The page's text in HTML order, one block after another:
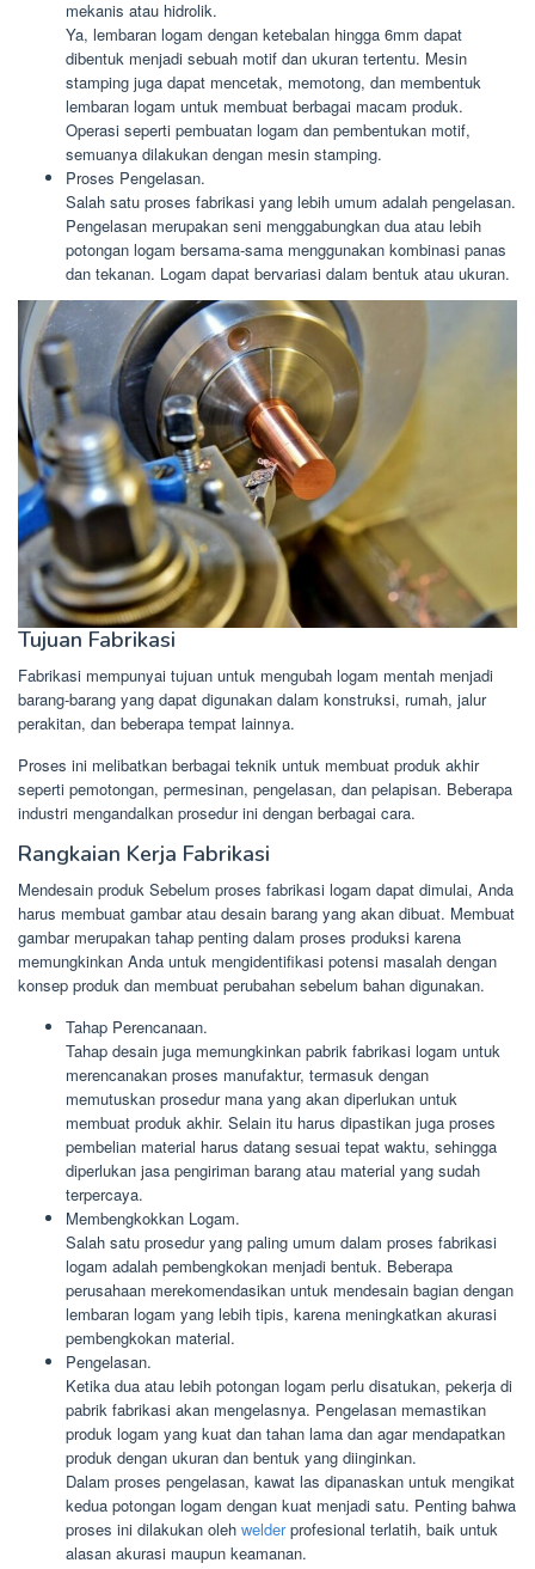
mekanis atau hidrolik.
Ya, lembaran logam dengan ketebalan hingga 6mm dapat
dibentuk menjadi sebuah motif dan ukuran tertentu. Mesin
stamping juga dapat mencetak, memotong, dan membentuk
lembaran logam untuk membuat berbagai macam produk.
Operasi seperti pembuatan logam dan pembentukan motif,
semuanya dilakukan dengan mesin stamping.
Proses Pengelasan.
Salah satu proses fabrikasi yang lebih umum adalah pengelasan.
Pengelasan merupakan seni menggabungkan dua atau lebih
potongan logam bersama-sama menggunakan kombinasi panas
dan tekanan. Logam dapat bervariasi dalam bentuk atau ukuran.
Tujuan Fabrikasi
Fabrikasi mempunyai tujuan untuk mengubah logam mentah menjadi
barang-barang yang dapat digunakan dalam konstruksi, rumah, jalur
perakitan, dan beberapa tempat lainnya.
Proses ini melibatkan berbagai teknik untuk membuat produk akhir
seperti pemotongan, permesinan, pengelasan, dan pelapisan. Beberapa
industri mengandalkan prosedur ini dengan berbagai cara.
Rangkaian Kerja Fabrikasi
Mendesain produk Sebelum proses fabrikasi logam dapat dimulai, Anda
harus membuat gambar atau desain barang yang akan dibuat. Membuat
gambar merupakan tahap penting dalam proses produksi karena
memungkinkan Anda untuk mengidentifikasi potensi masalah dengan
konsep produk dan membuat perubahan sebelum bahan digunakan.
Tahap Perencanaan.
Tahap desain juga memungkinkan pabrik fabrikasi logam untuk
merencanakan proses manufaktur, termasuk dengan
memutuskan prosedur mana yang akan diperlukan untuk
membuat produk akhir. Selain itu harus dipastikan juga proses
pembelian material harus datang sesuai tepat waktu, sehingga
diperlukan jasa pengiriman barang atau material yang sudah
terpercaya.
Membengkokkan Logam.
Salah satu prosedur yang paling umum dalam proses fabrikasi
logam adalah pembengkokan menjadi bentuk. Beberapa
perusahaan merekomendasikan untuk mendesain bagian dengan
lembaran logam yang lebih tipis, karena meningkatkan akurasi
pembengkokan material.
Pengelasan.
Ketika dua atau lebih potongan logam perlu disatukan, pekerja di
pabrik fabrikasi akan mengelasnya. Pengelasan memastikan
produk logam yang kuat dan tahan lama dan agar mendapatkan
produk dengan ukuran dan bentuk yang diinginkan.
Dalam proses pengelasan, kawat las dipanaskan untuk mengikat
kedua potongan logam dengan kuat menjadi satu. Penting bahwa
proses ini dilakukan oleh welderprofesional terlatih, baik untuk
alasan akurasi maupun keamanan.